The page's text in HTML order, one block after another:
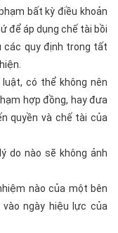
bất kỳ điều khoản
để áp dụng chế tài bồi
các quy định trong tất
có thể không nên
hợp đồng, hay đưa
quyền và chế tài của
do nào sẽ không ảnh
nào của một bên
ngày hiệu lực của